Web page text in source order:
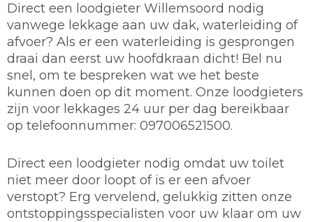
Direct een loodgieter Willemsoord nodig
vanwege lekkage aan uw dak, waterleiding of
afvoer? Als er een waterleiding is gesprongen
draai dan eerst uw hoofdkraan dicht! Bel nu
snel, om te bespreken wat we het beste
kunnen doen op dit moment. Onze loodgieters
zijn voor lekkages 24 uur per dag bereikbaar
op telefoonnummer: 097006521500.
Direct een loodgieter nodig omdat uw toilet
niet meer door loopt of is er een afvoer
verstopt? Erg vervelend, gelukkig zitten onze
ontstoppingsspecialisten voor uw klaar om uw